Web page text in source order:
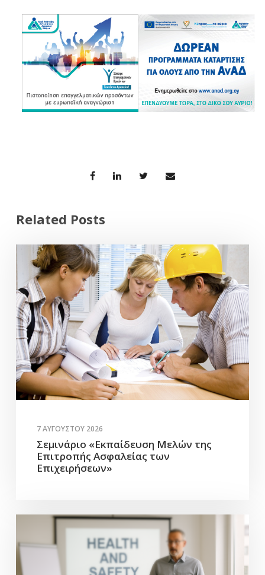
Related Posts
7 ΑΥΓΟΎΣΤΟΥ 2026
Σεμινάριο «Εκπαίδευση Μελών της
Επιτροπής Ασφαλείας των
Επιχειρήσεων»